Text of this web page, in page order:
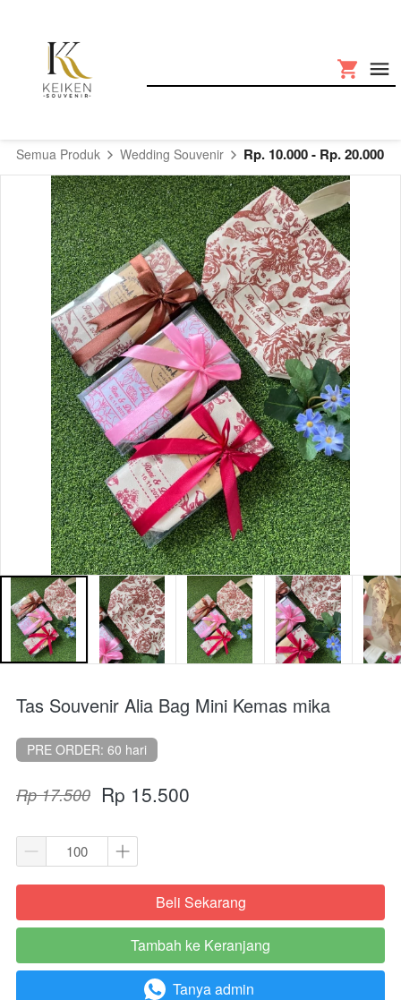
Semua Produk Wedding Souvenir Rp. 10.000 - Rp. 20.000
Tas Souvenir Alia Bag Mini Kemas mika
PRE ORDER: 60 hari
Rp 17.500 Rp 15.500
`Beli Sekarang
`
Tambah ke Keranjang
` Tanya admin